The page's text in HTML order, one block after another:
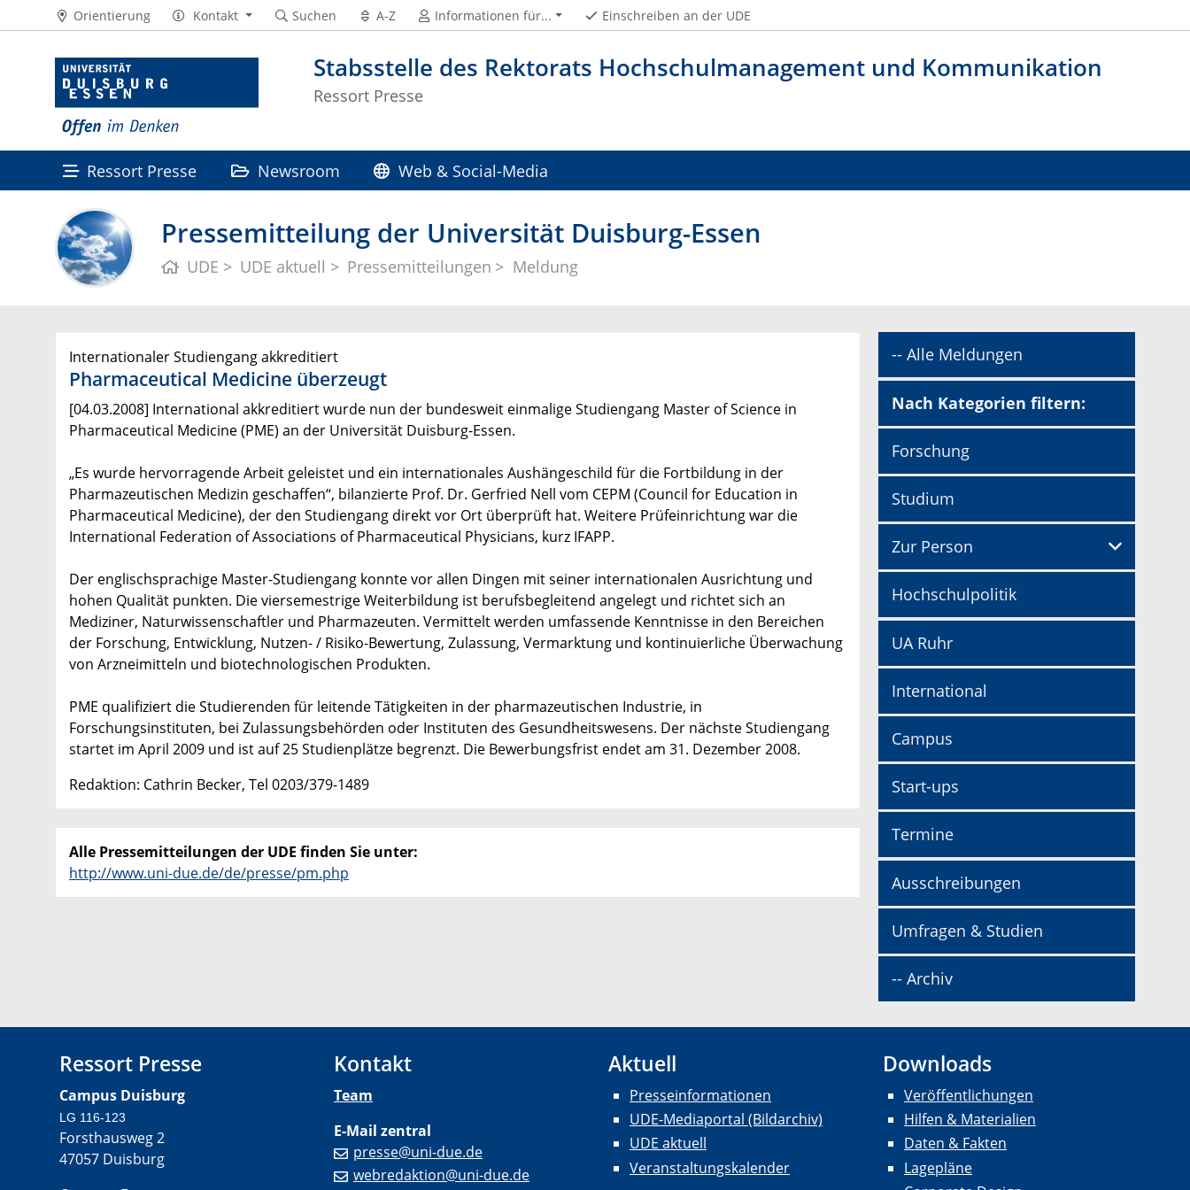
Stabsstelle des Rektorats Hochschulmanagement und Kommunikation
Ressort Presse
Orientierung Kontakt Suchen A-Z Informationen für... Einschreiben an der UDE
Ressort Presse Newsroom Web & Social-Media
Pressemitteilung der Universität Duisburg-Essen
UDE UDE aktuell Pressemitteilungen Meldung
Internationaler Studiengang akkreditiert
Pharmaceutical Medicine überzeugt
[04.03.2008] International akkreditiert wurde nun der bundesweit einmalige Studiengang Master of Science in
Pharmaceutical Medicine (PME) an der Universität Duisburg-Essen.
„Es wurde hervorragende Arbeit geleistet und ein internationales Aushängeschild für die Fortbildung in der
Pharmazeutischen Medizin geschaffen“, bilanzierte Prof. Dr. Gerfried Nell vom CEPM (Council for Education in
Pharmaceutical Medicine), der den Studiengang direkt vor Ort überprüft hat. Weitere Prüfeinrichtung war die
International Federation of Associations of Pharmaceutical Physicians, kurz IFAPP.
Der englischsprachige Master-Studiengang konnte vor allen Dingen mit seiner internationalen Ausrichtung und
hohen Qualität punkten. Die viersemestrige Weiterbildung ist berufsbegleitend angelegt und richtet sich an
Mediziner, Naturwissenschaftler und Pharmazeuten. Vermittelt werden umfassende Kenntnisse in den Bereichen
der Forschung, Entwicklung, Nutzen- / Risiko-Bewertung, Zulassung, Vermarktung und kontinuierliche Überwachung
von Arzneimitteln und biotechnologischen Produkten.
PME qualifiziert die Studierenden für leitende Tätigkeiten in der pharmazeutischen Industrie, in
Forschungsinstituten, bei Zulassungsbehörden oder Instituten des Gesundheitswesens. Der nächste Studiengang
startet im April 2009 und ist auf 25 Studienplätze begrenzt. Die Bewerbungsfrist endet am 31. Dezember 2008.
Redaktion: Cathrin Becker, Tel 0203/379-1489
Alle Pressemitteilungen der UDE finden Sie unter:
http://www.uni-due.de/de/presse/pm.php
-- Alle Meldungen
Nach Kategorien filtern:
Forschung
Studium
Zur Person
Hochschulpolitik
UA Ruhr
International
Campus
Start-ups
Termine
Ausschreibungen
Umfragen & Studien
-- Archiv
Ressort Presse
Campus Duisburg
LG 116-123
Forsthausweg 2
47057 Duisburg
Kontakt
Team
E-Mail zentral
presse@uni-due.de
webredaktion@uni-due.de
Aktuell
Presseinformationen
UDE-Mediaportal (Bildarchiv)
UDE aktuell
Veranstaltungskalender
Downloads
Veröffentlichungen
Hilfen & Materialien
Daten & Fakten
Lagepläne